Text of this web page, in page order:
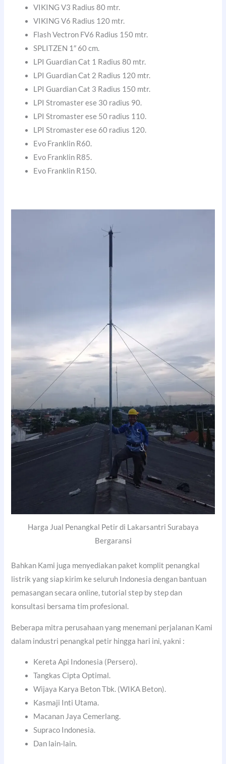
VIKING V3 Radius 80 mtr.
VIKING V6 Radius 120 mtr.
Flash Vectron FV6 Radius 150 mtr.
SPLITZEN 1″ 60 cm.
LPI Guardian Cat 1 Radius 80 mtr.
LPI Guardian Cat 2 Radius 120 mtr.
LPI Guardian Cat 3 Radius 150 mtr.
LPI Stromaster ese 30 radius 90.
LPI Stromaster ese 50 radius 110.
LPI Stromaster ese 60 radius 120.
Evo Franklin R60.
Evo Franklin R85.
Evo Franklin R150.
Harga Jual Penangkal Petir di Lakarsantri Surabaya
Bergaransi
Bahkan Kami juga menyediakan paket komplit penangkal
listrik yang siap kirim ke seluruh Indonesia dengan bantuan
pemasangan secara online, tutorial step by step dan
konsultasi bersama tim profesional.
Beberapa mitra perusahaan yang menemani perjalanan Kami
dalam industri penangkal petir hingga hari ini, yakni :
Kereta Api Indonesia (Persero).
Tangkas Cipta Optimal.
Wijaya Karya Beton Tbk. (WIKA Beton).
Kasmaji Inti Utama.
Macanan Jaya Cemerlang.
Supraco Indonesia.
Dan lain-lain.